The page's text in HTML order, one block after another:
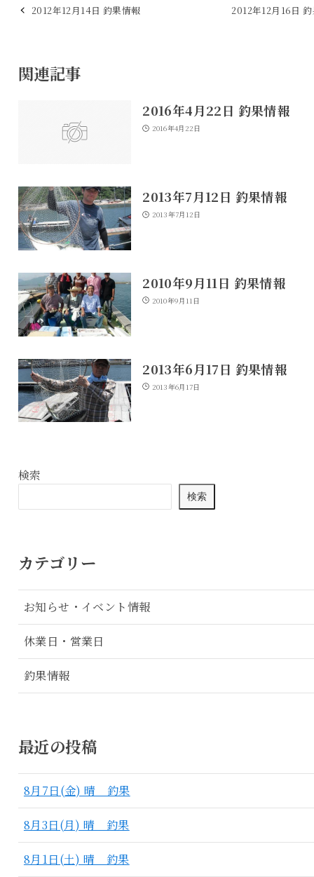
2012年12月14日 釣果情報 2012年12月16日
関連記事
2016年4月22日 釣果情報
2016年4月22日
2013年7月12日 釣果情報
2013年7月12日
2010年9月11日 釣果情報
2010年9月11日
2013年6月17日 釣果情報
2013年6月17日
検索
検索
カテゴリー
お知らせ・イベント情報
休業日・営業日
釣果情報
最近の投稿
8月7日(金) 晴 釣果
8月3日(月) 晴 釣果
8月1日(土) 晴 釣果